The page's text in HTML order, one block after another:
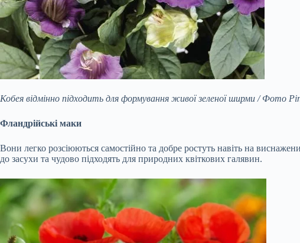
Кобея відмінно підходить для формування живої зеленої ширми / Фото
Фландрійські маки
Вони легко розсіюються самостійно та добре ростуть навіть на
до засухи та чудово підходять для природних квіткових галявин.